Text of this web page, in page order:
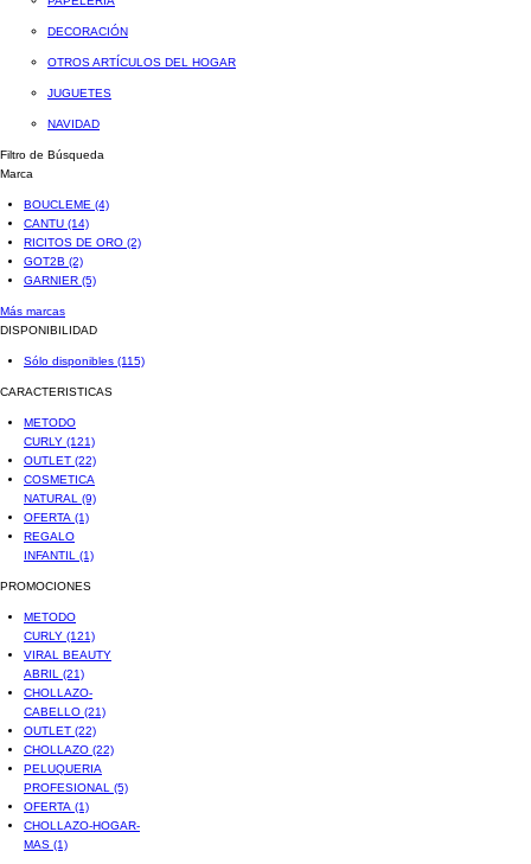
DECORACIÓN
OTROS ARTÍCULOS DEL HOGAR
JUGUETES
NAVIDAD
Filtro de Búsqueda
Marca
BOUCLEME (4)
CANTU (14)
RICITOS DE ORO (2)
GOT2B (2)
GARNIER (5)
Más marcas
DISPONIBILIDAD
Sólo disponibles (115)
CARACTERISTICAS
METODO
CURLY (121)
OUTLET (22)
COSMETICA
NATURAL (9)
OFERTA (1)
REGALO
INFANTIL (1)
PROMOCIONES
METODO
CURLY (121)
VIRAL BEAUTY
ABRIL (21)
CHOLLAZO-
CABELLO (21)
OUTLET (22)
CHOLLAZO (22)
PELUQUERIA
PROFESIONAL (5)
OFERTA (1)
CHOLLAZO-HOGAR-
MAS (1)